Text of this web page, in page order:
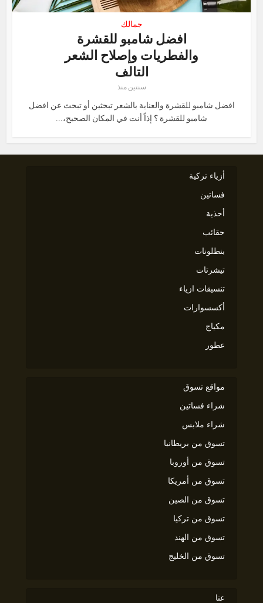
جمالك
افضل شامبو للقشرة
والفطريات وإصلاح الشعر
التالف
سنتين منذ
افضل شامبو للقشرة والعناية بالشعر تبحثين أو تبحث عن افضل
شامبو للقشرة ؟ إذاً أنت في المكان الصحيح،...
أزياء تركية
فساتين
أحذية
حقائب
بنطلونات
تيشرتات
تنسيقات ازياء
أكسسوارات
مكياج
عطور
مواقع تسوق
شراء فساتين
شراء ملابس
تسوق من بريطانيا
تسوق من أوروبا
تسوق من أمريكا
تسوق من الصين
تسوق من تركيا
تسوق من الهند
تسوق من الخليج
عنا